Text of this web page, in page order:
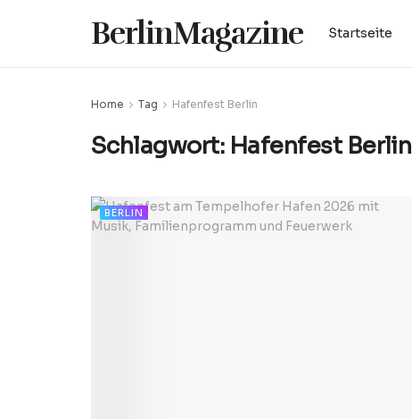
BerlinMagazine Startseite
Home Tag Hafenfest Berlin
Schlagwort: Hafenfest Berlin
BERLIN